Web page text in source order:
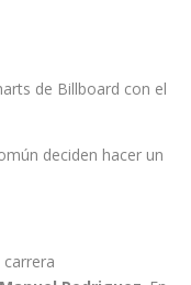
de Billboard con el
deciden hacer un